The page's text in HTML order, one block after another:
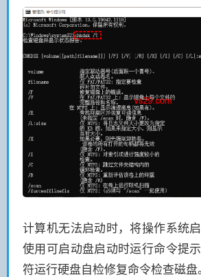
计算机无法启动时，将操作系统
使用可启动盘启动时运行命令提
符运行硬盘自检修复命令检查磁盘